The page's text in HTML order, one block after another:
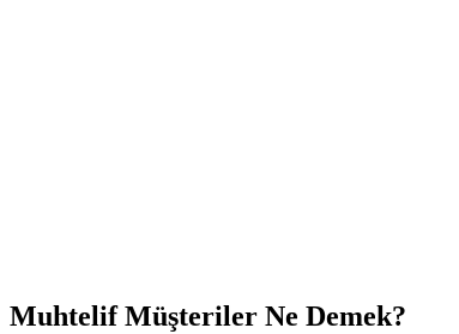
Muhtelif Müşteriler Ne Demek?